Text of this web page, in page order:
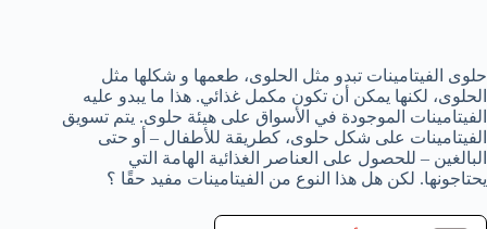
حلوى الفيتامينات تبدو مثل الحلوى، طعمها و شكلها مثل
الحلوى، لكنها يمكن أن تكون مكمل غذائي. هذا ما يبدو عليه
الفيتامينات الموجودة في الأسواق على هيئة حلوى. يتم تسويق
الفيتامينات على شكل حلوى، كطريقة للأطفال – أو حتى
البالغين – للحصول على العناصر الغذائية الهامة التي
يحتاجونها. لكن هل هذا النوع من الفيتامينات مفيد حقًا ؟